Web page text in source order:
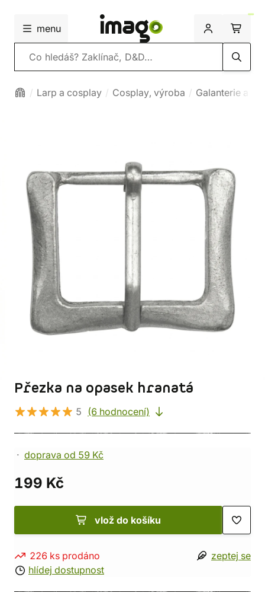
menu
Vyhledávání
Larp a cosplay Cosplay, výroba Galanterie a
Přezka na opasek hranatá
5 (6 hodnocení)
doprava od 59 Kč
199 Kč
vlož do košíku
226 ks prodáno
hlídej dostupnost
zeptej se